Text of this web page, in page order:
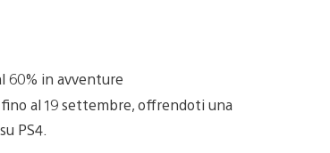
60% in avventure
al 19 settembre, offrendoti una
PS4.